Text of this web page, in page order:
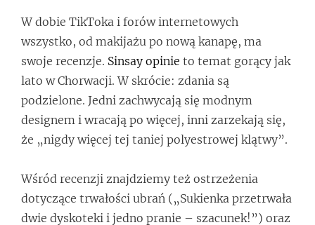
W dobie TikToka i forów internetowych
wszystko, od makijażu po nową kanapę, ma
swoje recenzje. Sinsay opinie to temat gorący jak
lato w Chorwacji. W skrócie: zdania są
podzielone. Jedni zachwycają się modnym
designem i wracają po więcej, inni zarzekają się,
że „nigdy więcej tej taniej polyestrowej klątwy”.
Wśród recenzji znajdziemy też ostrzeżenia
dotyczące trwałości ubrań („Sukienka przetrwała
dwie dyskoteki i jedno pranie – szacunek!”) oraz